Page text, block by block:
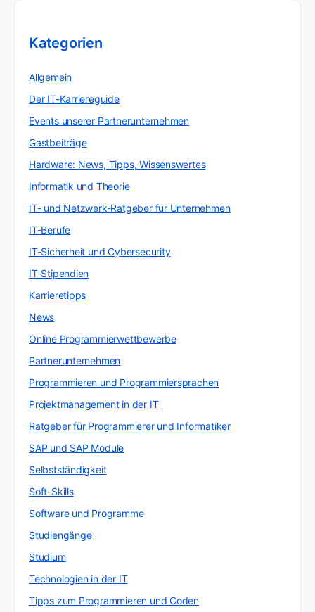
Kategorien
Allgemein
Der IT-Karriereguide
Events unserer Partnerunternehmen
Gastbeiträge
Hardware: News, Tipps, Wissenswertes
Informatik und Theorie
IT- und Netzwerk-Ratgeber für Unternehmen
IT-Berufe
IT-Sicherheit und Cybersecurity
IT-Stipendien
Karrieretipps
News
Online Programmierwettbewerbe
Partnerunternehmen
Programmieren und Programmiersprachen
Projektmanagement in der IT
Ratgeber für Programmierer und Informatiker
SAP und SAP Module
Selbstständigkeit
Soft-Skills
Software und Programme
Studiengänge
Studium
Technologien in der IT
Tipps zum Programmieren und Coden